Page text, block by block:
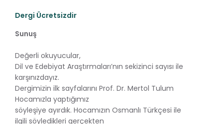
Dergi Ücretsizdir
Sunuş
Değerli okuyucular,
Dil ve Edebiyat Araştırmaları’nın sekizinci sayısı ile
karşınızdayız.
Dergimizin ilk sayfalarını Prof. Dr. Mertol Tulum
Hocamızla yaptığımız
söyleşiye ayırdık. Hocamızın Osmanlı Türkçesi ile
ilgili söyledikleri gerçekten